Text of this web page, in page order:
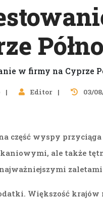
Editor 03/
część wyspy
ale także
Większość krajów